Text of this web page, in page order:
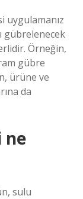
uygulamanız
gübrelenecek
Örneğin,
gübre
ürüne ve
da
ne
sulu